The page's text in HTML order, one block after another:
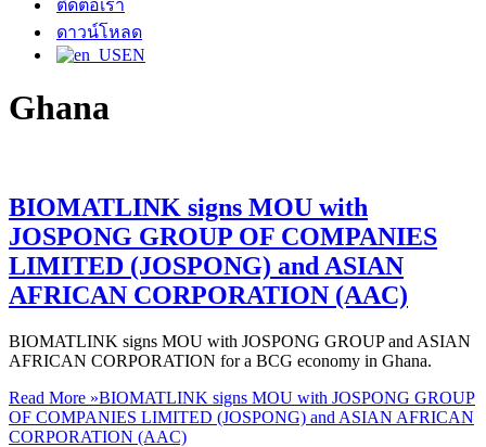
ติดต่อเรา
ดาวน์โหลด
EN
Ghana
BIOMATLINK signs MOU with
JOSPONG GROUP OF COMPANIES
LIMITED (JOSPONG) and ASIAN
AFRICAN CORPORATION (AAC)
BIOMATLINK signs MOU with JOSPONG GROUP and ASIAN
AFRICAN CORPORATION for a BCG economy in Ghana.
Read More »BIOMATLINK signs MOU with JOSPONG GROUP
OF COMPANIES LIMITED (JOSPONG) and ASIAN AFRICAN
CORPORATION (AAC)